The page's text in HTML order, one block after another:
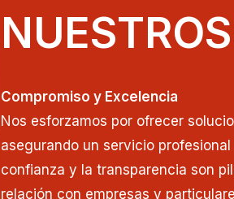
Compromiso y Excelencia
Nos esforzamos por ofrecer
asegurando un servicio
confianza y la transparencia son
relación con empresas y